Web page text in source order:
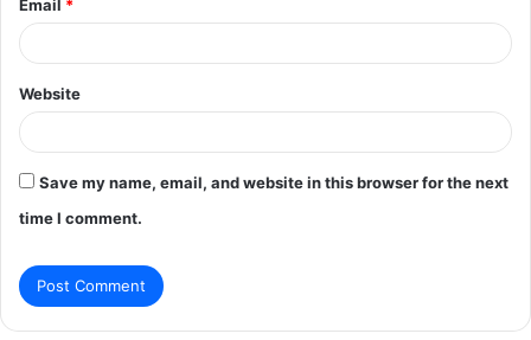
Email *
Website
Save my name, email, and website in this browser for the next
time I comment.